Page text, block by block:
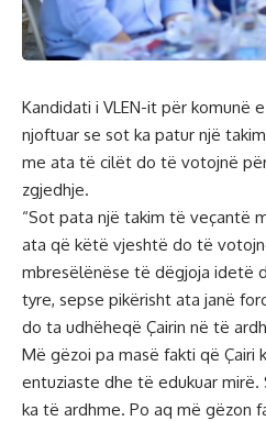
Kandidati i VLEN-it për komunë
njoftuar se sot ka patur një
me ata të cilët do të votojnë
zgjedhje.
“Sot pata një takim të veçantë
ata që këtë vjeshtë do të
mbresëlënëse të dëgjoja idetë
tyre, sepse pikërisht ata janë
do ta udhëheqë Çairin në të
Më gëzoi pa masë fakti që Çairi
entuziaste dhe të edukuar mirë.
ka të ardhme. Po aq më gëzon